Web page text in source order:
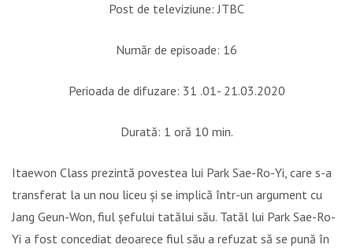
Post de televiziune: JTBC
Număr de episoade: 16
Perioada de difuzare: 31 .01- 21.03.2020
Durată: 1 oră 10 min.
Itaewon Class prezintă povestea lui Park Sae-Ro-Yi, care s-a
transferat la un nou liceu și se implică într-un argument cu
Jang Geun-Won, fiul șefului tatălui său. Tatăl lui Park Sae-Ro-
Yi a fost concediat deoarece fiul său a refuzat să se pună în